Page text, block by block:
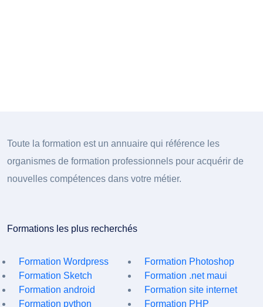
Toute la formation est un annuaire qui référence les
organismes de formation professionnels pour acquérir de
nouvelles compétences dans votre métier.
Formations les plus recherchés
Formation Wordpress
Formation Photoshop
Formation Sketch
Formation .net maui
Formation android
Formation site internet
Formation python
Formation PHP